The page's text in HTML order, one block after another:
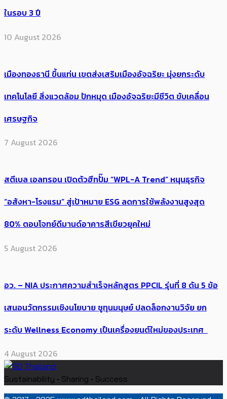
ในรอบ 3 ปี
10 August 2026
เมืองทองธานี ขึ้นแท่น เขตส่งเสริมเมืองอัจฉริยะ มุ่งยกระดับ
เทคโนโลยี สิ่งแวดล้อม ปักหมุด เมืองอัจฉริยะมีชีวิต ขับเคลื่อน
เศรษฐกิจ
7 August 2026
สตีเบล เอลทรอน เปิดตัวฮีทปั๊ม “WPL-A Trend” หนุนธุรกิจ
“อสังหา-โรงแรม” สู่เป้าหมาย ESG ลดการใช้พลังงานสูงสุด
80% ตอบโจทย์ดีมานด์อาคารสีเขียวยุคใหม่
5 August 2026
อว. – NIA ประกาศความสำเร็จหลักสูตร PPCIL รุ่นที่ 8 ดัน 5 ข้อ
เสนอนวัตกรรมเชิงนโยบาย ชูทุนมนุษย์ ปลดล็อกงานวิจัย ยก
ระดับ Wellness Economy เป็นเครื่องยนต์ใหม่ของประเทศ
4 August 2026
Sustainability • Sharing • Success